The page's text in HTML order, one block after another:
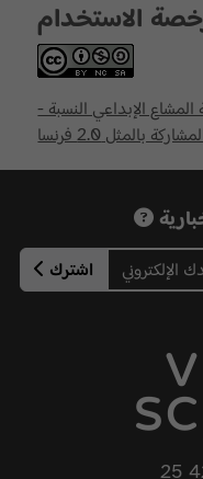
الاستخدام
الإبداعي النسبة -
بالمثل 2.0 فرنسا
اشترك